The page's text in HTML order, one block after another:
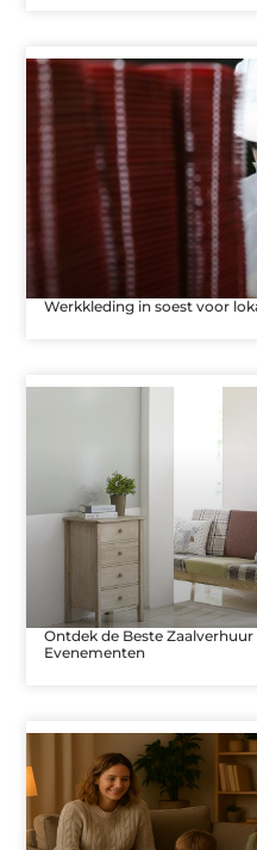
Werkkleding in soest voor
Ontdek de Beste
Evenementen